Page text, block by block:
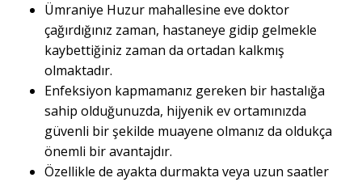
Ümraniye Huzur mahallesine eve doktor
çağırdığınız zaman, hastaneye gidip gelmekle
kaybettiğiniz zaman da ortadan kalkmış
olmaktadır.
Enfeksiyon kapmamanız gereken bir hastalığa
sahip olduğunuzda, hijyenik ev ortamınızda
güvenli bir şekilde muayene olmanız da oldukça
önemli bir avantajdır.
Özellikle de ayakta durmakta veya uzun saatler